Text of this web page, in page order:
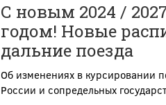
С новым 2024 /
годом! Новые
дальние поезда
Об изменениях в курсировании
России и сопредельных